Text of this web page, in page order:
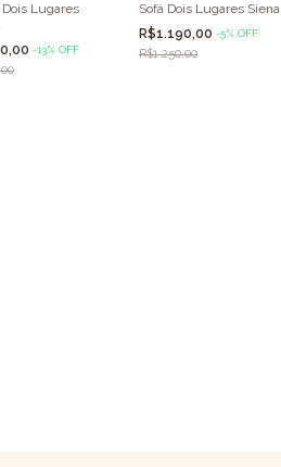
Dois Lugares
-13% OFF
Sofá Dois Lugares Siena
R$1.190,00 -5% OFF
R$1.250,00